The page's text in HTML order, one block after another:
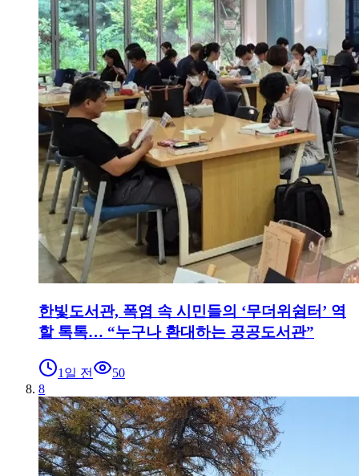
한빛도서관, 폭염 속 시민들의 ‘무더위쉼터’ 역
할 톡톡… “누구나 환대하는 공공도서관”
1일 전
50
8